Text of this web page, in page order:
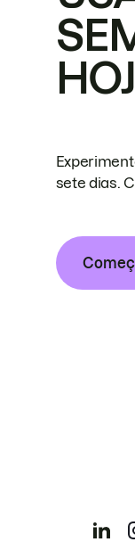
sete dias.